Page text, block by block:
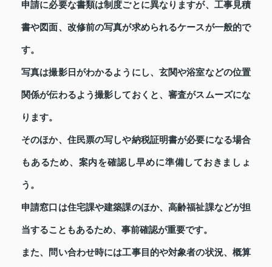
申請に必要な書類は制度ごとに異なりますが、工事見積
書や図面、改修前の写真が求められるケースが一般的で
す。
写真は撮影日がわかるようにし、玄関や浴室などの位置
関係が伝わるよう撮影しておくと、審査がスムーズにな
ります。
そのほか、住民票の写しや納税証明書が必要になる場合
もあるため、案内を確認し早めに準備しておきましょ
う。
申請窓口は住宅課や建築課のほか、高齢福祉課などが担
当することもあるため、事前確認が重要です。
また、問い合わせ時には工事目的や対象者の状況、概算